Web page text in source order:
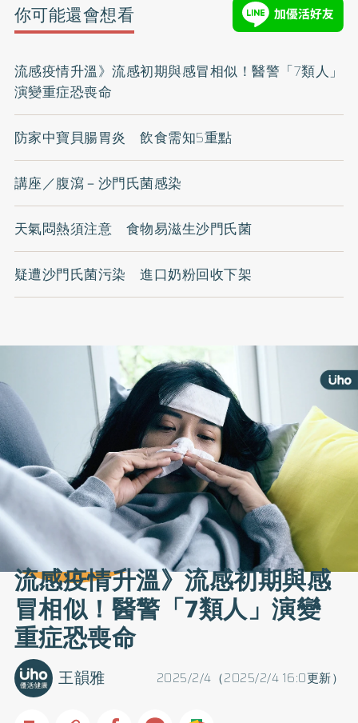
你可能還會想看
流感疫情升溫》流感初期與感冒相似！醫警「7類人」
演變重症恐喪命
防家中寶貝腸胃炎 飲食需知5重點
講座／腹瀉－沙門氏菌感染
天氣悶熱須注意 食物易滋生沙門氏菌
疑遭沙門氏菌污染 進口奶粉回收下架
流感疫情升溫》流感初期與感
冒相似！醫警「7類人」演變
重症恐喪命
2025/2/4（2025/2/4 16:0更新）
王韻雅